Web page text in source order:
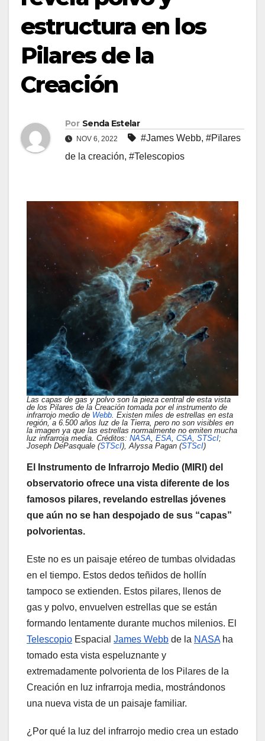
estructura en los
Pilares de la
Creación
Por Senda Estelar
NOV 6, 2022 #James Webb, #Pïlares
de la creación, #Telescopios
Las capas de gas y polvo son la pieza central de esta vista
de los Pilares de la Creación tomada por el instrumento de
infrarrojo medio de Webb . Existen miles de estrellas en esta
región, a 6.500 años luz de la Tierra, pero no son visibles en
la imagen ya que las estrellas normalmente no emiten mucha
luz infrarroja media. Créditos: NASA ESA CSA STScI;
Joseph DePasquale (STScI), Alyssa Pagan (STScI)
El Instrumento de Infrarrojo Medio (MIRI) del
observatorio ofrece una vista diferente de los
famosos pilares, revelando estrellas jóvenes
que aún no se han despojado de sus “capas”
polvorientas.
Este no es un paisaje etéreo de tumbas olvidadas
en el tiempo. Estos dedos teñidos de hollín
tampoco se extienden. Estos pilares, llenos de
gas y polvo, envuelven estrellas que se están
formando lentamente durante muchos milenios. El
Telescopio Espacial James Webb de la NASAha
tomado esta vista espeluznante y
extremadamente polvorienta de los Pilares de la
Creación en luz infrarroja media, mostrándonos
una nueva vista de un paisaje familiar.
¿Por qué la luz del infrarrojo medio crea un estado